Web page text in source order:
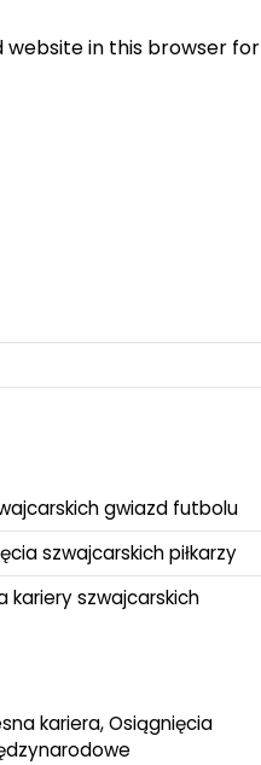
website in this browser for
gwiazd futbolu
szwajcarskich piłkarzy
kariery szwajcarskich
kariera, Osiągnięcia